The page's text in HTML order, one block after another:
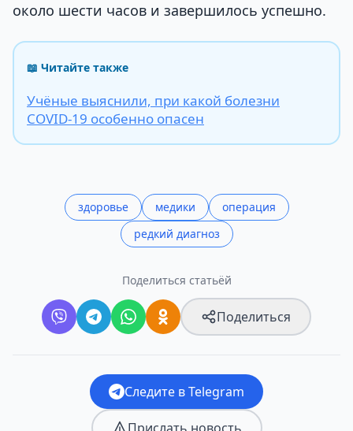
около шести часов и завершилось успешно.
📖 Читайте также
Учёные выяснили, при какой болезни
COVID-19 особенно опасен
здоровье медики
операция
редкий диагноз
Поделиться статьёй
Поделиться
Следите в Telegram